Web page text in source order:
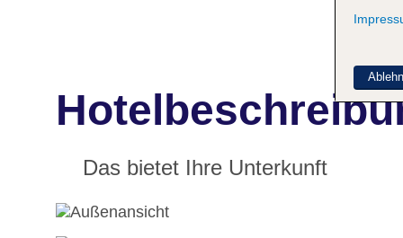
Das bietet Ihre Unterkunft